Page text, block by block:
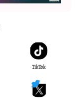
TikTok